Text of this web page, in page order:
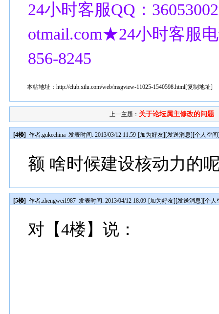
24小时客服QQ：
otmail.com★24小时客服电
856-8245
本帖地址：http://club.xilu.com/web/msgview-11025-1540598.html[复制地址]
上一主题： 关于论坛属主修改的问题
[4楼] 作者:gukechina 发表时间: 2013/03/12 11:59 [加为好友][发送消息][个人空间
额 啥时候建设核动力的
[5楼] 作者:zhengwei1987 发表时间: 2013/04/12 18:09 [加为好友][发送消息][个人
对【4楼】说：